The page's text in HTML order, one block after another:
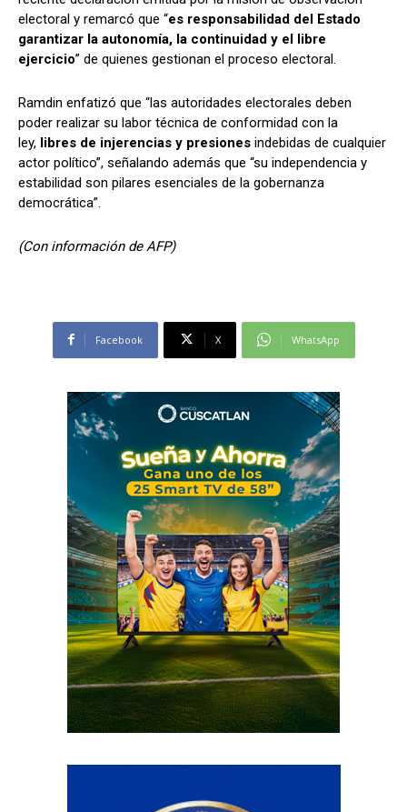
electoral y remarcó que “es responsabilidad del Estado
garantizar la autonomía, la continuidad y el libre
ejercicio” de quienes gestionan el proceso electoral.
Ramdin enfatizó que “las autoridades electorales deben
poder realizar su labor técnica de conformidad con la
ley, libres de injerencias y presiones indebidas de cualquier
actor político”, señalando además que “su independencia y
estabilidad son pilares esenciales de la gobernanza
democrática”.
(Con información de AFP)
Facebook X WhatsApp